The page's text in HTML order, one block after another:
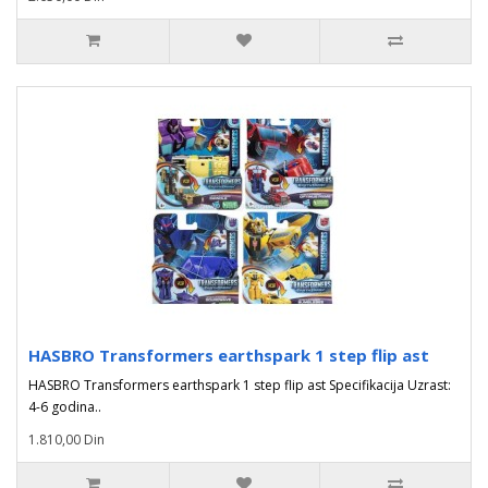
HASBRO Transformers earthspark 1 step flip ast
HASBRO Transformers earthspark 1 step flip ast Specifikacija Uzrast:
4-6 godina..
1.810,00 Din